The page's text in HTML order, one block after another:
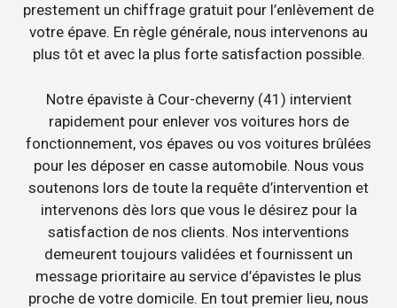
prestement un chiffrage gratuit pour l’enlèvement de
votre épave. En règle générale, nous intervenons au
plus tôt et avec la plus forte satisfaction possible.
Notre épaviste à Cour-cheverny (41) intervient
rapidement pour enlever vos voitures hors de
fonctionnement, vos épaves ou vos voitures brûlées
pour les déposer en casse automobile. Nous vous
soutenons lors de toute la requête d’intervention et
intervenons dès lors que vous le désirez pour la
satisfaction de nos clients. Nos interventions
demeurent toujours validées et fournissent un
message prioritaire au service d’épavistes le plus
proche de votre domicile. En tout premier lieu, nous